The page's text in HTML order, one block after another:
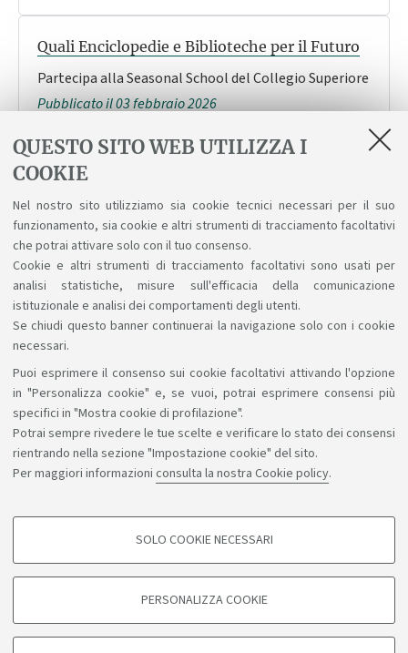
QUESTO SITO WEB UTILIZZA I
COOKIE
Nel nostro sito utilizziamo sia cookie tecnici necessari per il suo
funzionamento, sia cookie e altri strumenti di tracciamento facoltativi
che potrai attivare solo con il tuo consenso.
Cookie e altri strumenti di tracciamento facoltativi sono usati per
analisi statistiche, misure sull'efficacia della comunicazione
istituzionale e analisi dei comportamenti degli utenti.
Se chiudi questo banner continuerai la navigazione solo con i cookie
necessari.
Puoi esprimere il consenso sui cookie facoltativi attivando l'opzione
in "Personalizza cookie" e, se vuoi, potrai esprimere consensi più
specifici in "Mostra cookie di profilazione".
Potrai sempre rivedere le tue scelte e verificare lo stato dei consensi
rientrando nella sezione "Impostazione cookie" del sito.
Per maggiori informazioni consulta la nostra Cookie policy.
COOKIE DI PROFILAZIONE - FACOLTATIVI
degli utenti, creare profili in base al loro comportamento sul sito, per analisi
di marketing.
SOLO COOKIE NECESSARI
PERSONALIZZA COOKIE
Quali Enciclopedie e Biblioteche per il Futuro
Partecipa alla Seasonal School del Collegio Superiore
Pubblicato il 03 febbraio 2026
Entra a far parte del Collegium Musicum
Selezioni per piano e organo
Pubblicato il 30 gennaio 2026
1 2 3 4 5
Sosteniamo il diritto alla conoscenza
Seguici su:
Bologna - Via Zamboni, 33 - 40126 Bologna - PI: 01131710376 -
CF: 80007010376